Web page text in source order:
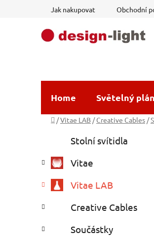
Jak nakupovat Obchodní
Home Světelný
Domů
/Vitae LAB / Creative Cables /
s
r
n
n
kategorie
e
o
i
Stolní svítidla
Vitae
Vitae LAB
Creative Cables
Součástky